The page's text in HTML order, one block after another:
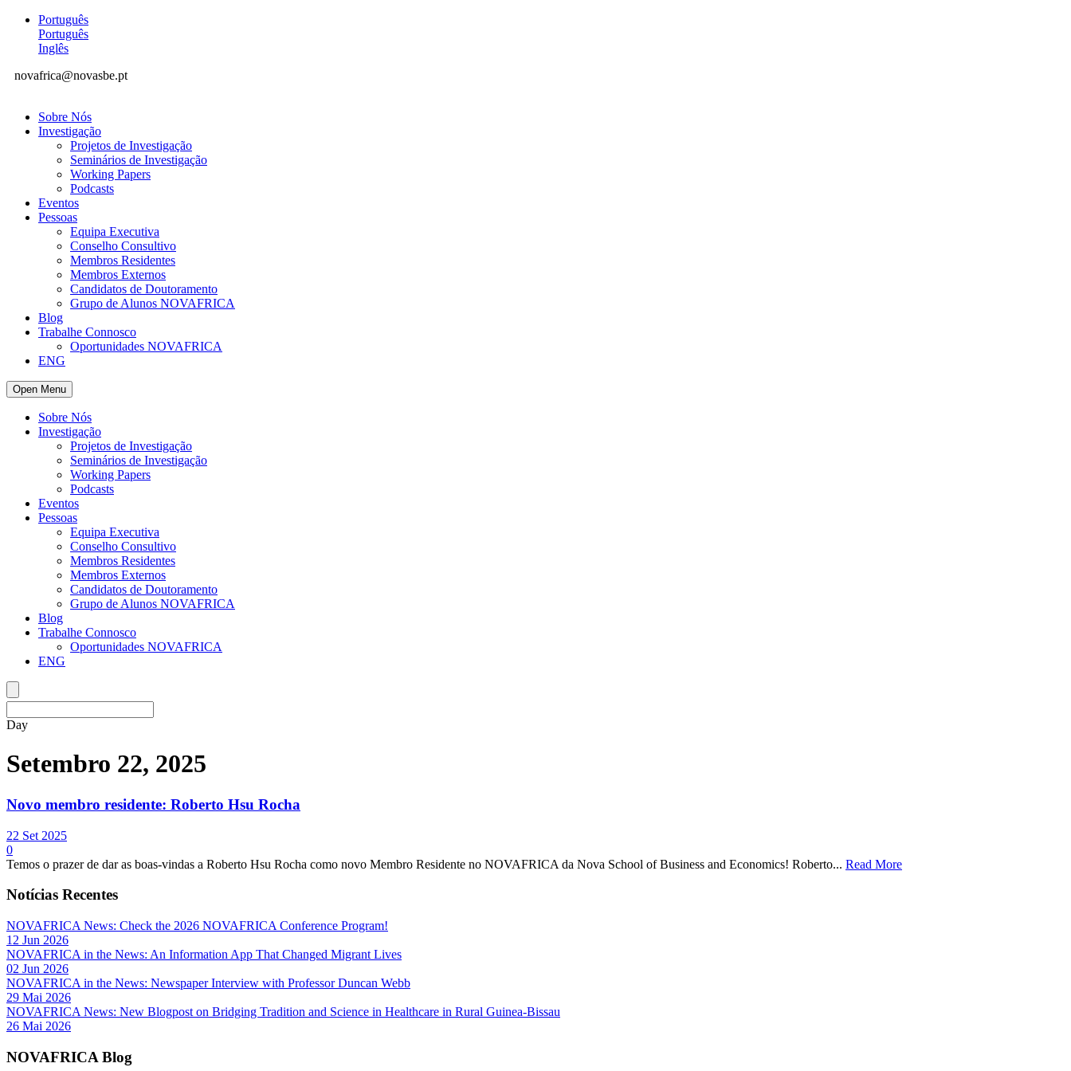
Português
Português
Inglês
novafrica@novasbe.pt
Sobre Nós
Investigação
Projetos de Investigação
Seminários de Investigação
Working Papers
Podcasts
Eventos
Pessoas
Equipa Executiva
Conselho Consultivo
Membros Residentes
Membros Externos
Candidatos de Doutoramento
Grupo de Alunos NOVAFRICA
Blog
Trabalhe Connosco
Oportunidades NOVAFRICA
ENG
Open Menu
Sobre Nós
Investigação
Projetos de Investigação
Seminários de Investigação
Working Papers
Podcasts
Eventos
Pessoas
Equipa Executiva
Conselho Consultivo
Membros Residentes
Membros Externos
Candidatos de Doutoramento
Grupo de Alunos NOVAFRICA
Blog
Trabalhe Connosco
Oportunidades NOVAFRICA
ENG
Day
Setembro 22, 2025
Novo membro residente: Roberto Hsu Rocha
22 Set 2025
0
Temos o prazer de dar as boas-vindas a Roberto Hsu Rocha como novo Membro Residente no NOVAFRICA da Nova School of Business and Economics! Roberto... Read More
Notícias Recentes
NOVAFRICA News: Check the 2026 NOVAFRICA Conference Program!
12 Jun 2026
NOVAFRICA in the News: An Information App That Changed Migrant Lives
02 Jun 2026
NOVAFRICA in the News: Newspaper Interview with Professor Duncan Webb
29 Mai 2026
NOVAFRICA News: New Blogpost on Bridging Tradition and Science in Healthcare in Rural Guinea-Bissau
26 Mai 2026
NOVAFRICA Blog